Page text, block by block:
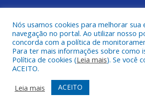
Todos os direitos reservados a Câmara
Mapa do Site
Acessar Área Administrativa
Nós usamos cookies para melhorar sua
navegação no portal. Ao utilizar nosso
concorda com a política de
Para ter mais informações sobre como
Política de cookies (Leia mais). Se você
ACEITO.
Leia mais
ACEITO